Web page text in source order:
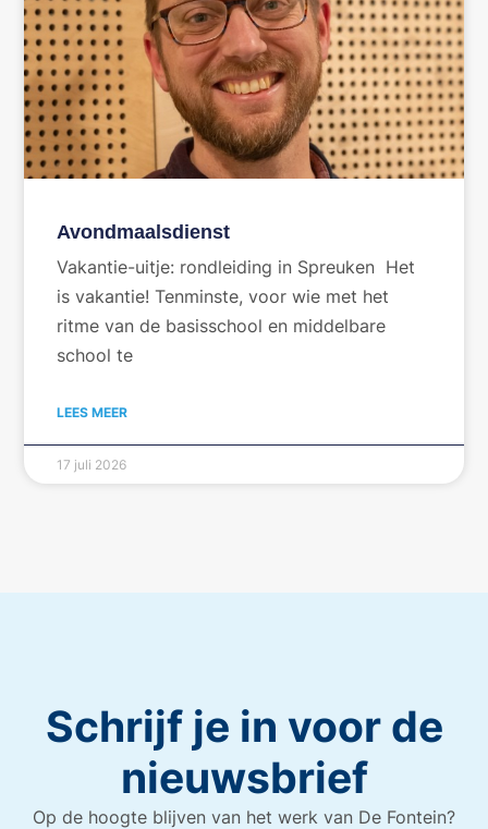
Avondmaalsdienst
Vakantie-uitje: rondleiding in Spreuken Het
is vakantie! Tenminste, voor wie met het
ritme van de basisschool en middelbare
school te
LEES MEER
17 juli 2026
Schrijf je in voor de
nieuwsbrief
Op de hoogte blijven van het werk van De Fontein?